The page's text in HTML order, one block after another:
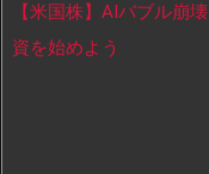
【米国株】AIバブル崩
資を始めよう